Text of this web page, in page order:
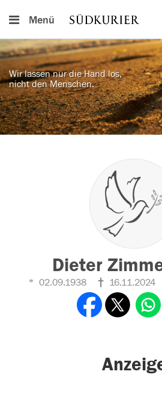
Menü
Wir lassen nur die Hand los,
nicht den Menschen.
Dieter
02.09.1938 16.11.2024